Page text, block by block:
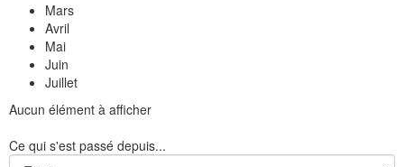
Mars
Avril
Mai
Juin
Juillet
Aucun élément à afficher
Ce qui s'est passé depuis...